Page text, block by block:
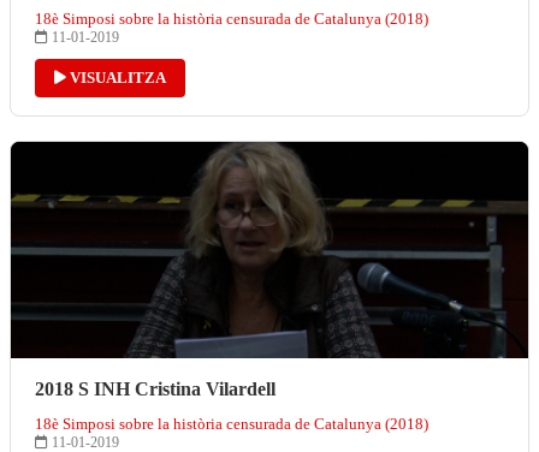
18è Simposi sobre la història censurada de Catalunya (2018)
11-01-2019
VISUALITZA
2018 S INH Cristina Vilardell
18è Simposi sobre la història censurada de Catalunya (2018)
11-01-2019